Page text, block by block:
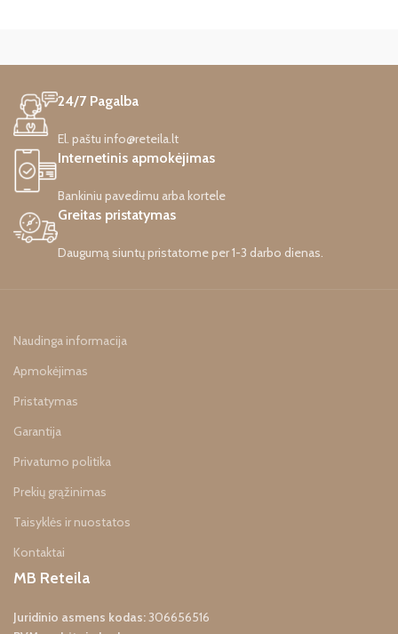
yra 4 ampervalandžiai.
86“ serijos gaminiuose galima
įmontuoti specialią „Ronix 86“
serijos ličio jonų bateriją. Šis
didelio našumo įkraunamas
pjovimo įrankis gali pasiekti 7
metrų per sekundę pjovimo
greitį. Speciali „Ronix 8651“
grandininio pjūklo
profesionalų variklį, apsaugos
belaidis grandininis pjūklas
jungikliu ir automatine
smūginis veržliasukis, turintis
24/7 Pagalba
El. paštu info@reteila.lt
Internetinis apmokėjimas
Bankiniu pavedimu arba kortele
Greitas pristatymas
Daugumą siuntų pristatome per 1-3 darbo dienas.
Naudinga informacija
Apmokėjimas
Pristatymas
Garantija
Privatumo politika
Prekių grąžinimas
Taisyklės ir nuostatos
Kontaktai
MB Reteila
Juridinio asmens kodas:306656516